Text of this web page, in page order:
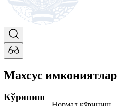
Махсус имкониятлар
Кўриниш